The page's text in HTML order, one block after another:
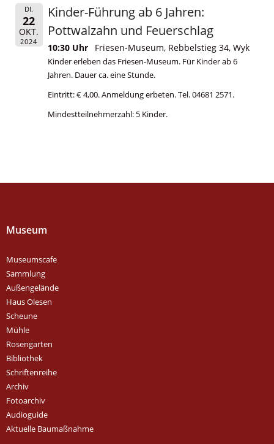
DI.
22
OKT.
2024
Kinder-Führung ab 6 Jahren:
Pottwalzahn und Feuerschlag
10:30 Uhr Friesen-Museum, Rebbelstieg 34, Wyk
Kinder erleben das Friesen-Museum. Für Kinder ab 6
Jahren. Dauer ca. eine Stunde.
Eintritt: € 4,00. Anmeldung erbeten. Tel. 04681 2571.
Mindestteilnehmerzahl: 5 Kinder.
Museum
Museumscafe
Sammlung
Außengelände
Haus Olesen
Scheune
Mühle
Rosengarten
Bibliothek
Schriftenreihe
Archiv
Fotoarchiv
Audioguide
Aktuelle Baumaßnahme